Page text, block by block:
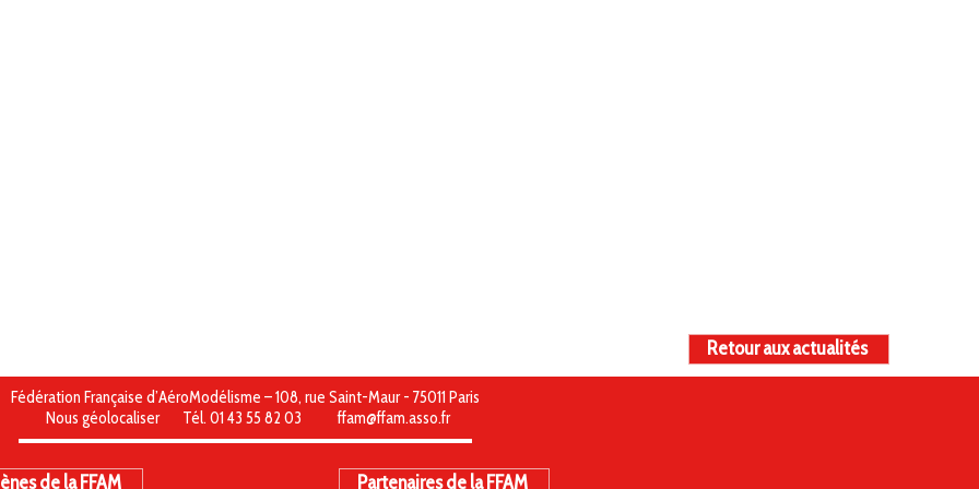
Retour aux actualités
Fédération Française d’AéroModélisme – 108, rue Saint-Maur - 75011 Paris
Nous géolocaliser
Tél. 01 43 55 82 03 ffam@ffam.asso.fr
de la FFAM Partenaires de la FFAM